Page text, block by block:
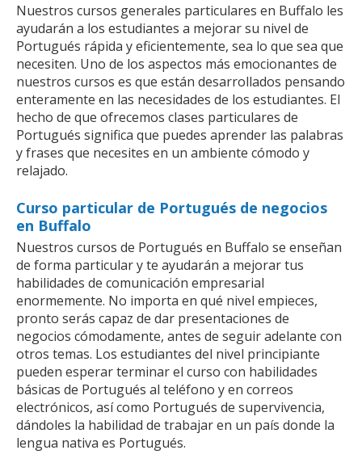
Nuestros cursos generales particulares en Buffalo les
ayudarán a los estudiantes a mejorar su nivel de
Portugués rápida y eficientemente, sea lo que sea que
necesiten. Uno de los aspectos más emocionantes de
nuestros cursos es que están desarrollados pensando
enteramente en las necesidades de los estudiantes. El
hecho de que ofrecemos clases particulares de
Portugués significa que puedes aprender las palabras
y frases que necesites en un ambiente cómodo y
relajado.
Curso particular de Portugués de negocios
en Buffalo
Nuestros cursos de Portugués en Buffalo se enseñan
de forma particular y te ayudarán a mejorar tus
habilidades de comunicación empresarial
enormemente. No importa en qué nivel empieces,
pronto serás capaz de dar presentaciones de
negocios cómodamente, antes de seguir adelante con
otros temas. Los estudiantes del nivel principiante
pueden esperar terminar el curso con habilidades
básicas de Portugués al teléfono y en correos
electrónicos, así como Portugués de supervivencia,
dándoles la habilidad de trabajar en un país donde la
lengua nativa es Portugués.